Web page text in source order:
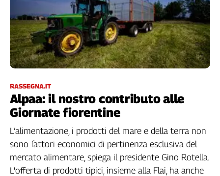
Ambiente
Diritti
Welfare
Italia
Internazionale
Categorie
Filcams
Filctem
Fillea
Fiom
RASSEGNA.IT
Alpaa: il nostro contributo alle
Giornate fiorentine
L’alimentazione, i prodotti del mare e della terra non
sono fattori economici di pertinenza esclusiva del
mercato alimentare, spiega il presidente Gino Rotella.
L'offerta di prodotti tipici, insieme alla Flai, ha anche